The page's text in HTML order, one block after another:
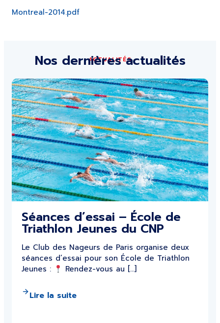
Montreal-2014.pdf
ACTUALITÉS
Nos dernières actualités
Séances d’essai – École de
Triathlon Jeunes du CNP
Le Club des Nageurs de Paris organise deux
séances d’essai pour son École de Triathlon
Jeunes :
Rendez-vous au […]
Lire la suite